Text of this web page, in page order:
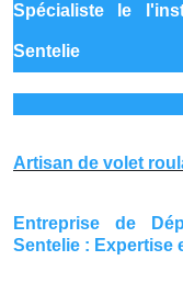
Spécialiste le
Sentelie
Artisan de volet
Entreprise de
Sentelie : Expertise